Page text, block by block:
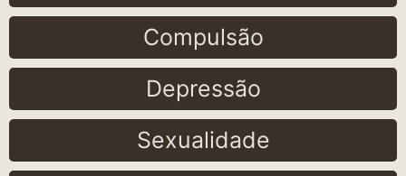
Compulsão
Depressão
Sexualidade